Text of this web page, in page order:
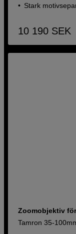
Stark
10 190 SEK
Zoomobjektiv
Tamron 35-